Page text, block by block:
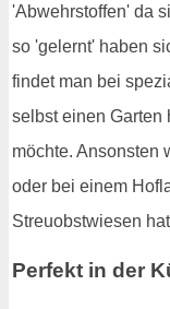
'Abwehrstoffen' da
so 'gelernt' haben
findet man bei
selbst einen Garten
möchte. Ansonsten
oder bei einem
Streuobstwiesen
Perfekt in der